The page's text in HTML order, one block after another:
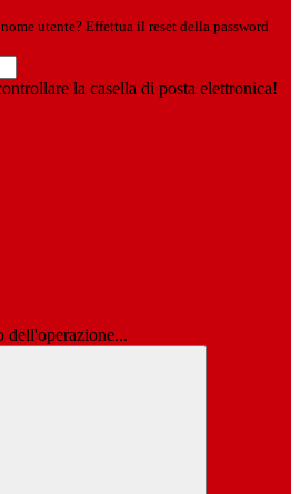
utente? Effettua il reset della password
la casella di posta elettronica!
dell'operazione...